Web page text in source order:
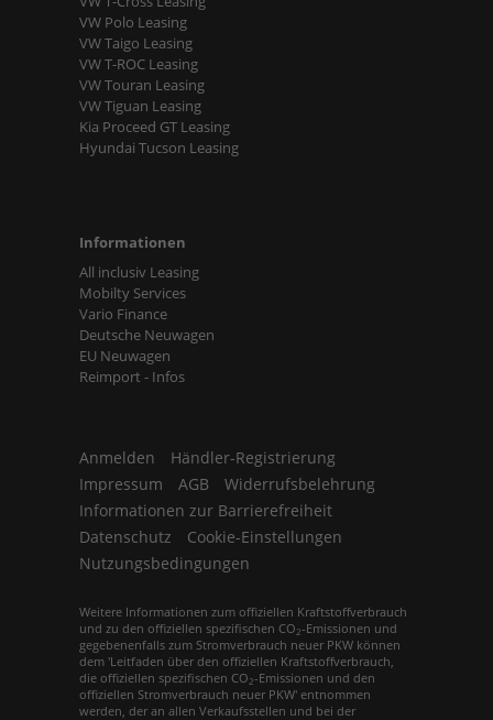
VW Polo Leasing
VW Taigo Leasing
VW T-ROC Leasing
VW Touran Leasing
VW Tiguan Leasing
Kia Proceed GT Leasing
Hyundai Tucson Leasing
Informationen
All inclusiv Leasing
Mobilty Services
Vario Finance
Deutsche Neuwagen
EU Neuwagen
Reimport - Infos
Anmelden
Händler-Registrierung
Impressum
AGB
Widerrufsbelehrung
Informationen zur Barrierefreiheit
Datenschutz
Cookie-Einstellungen
Nutzungsbedingungen
Weitere Informationen zum offiziellen Kraftstoffverbrauch
und zu den offiziellen spezifischen CO 2-Emissionen und
gegebenenfalls zum Stromverbrauch neuer PKW können
dem 'Leitfaden über den offiziellen Kraftstoffverbrauch,
die offiziellen spezifischen CO 2-Emissionen und den
offiziellen Stromverbrauch neuer PKW' entnommen
werden, der an allen Verkaufsstellen und bei der